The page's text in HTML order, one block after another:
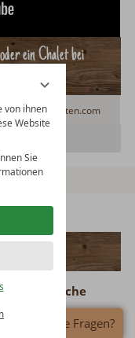
von ihnen
Website
Sie
ein Chalet bei
huetten.com
Haben Sie Fragen?